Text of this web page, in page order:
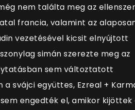
nem találta meg az
francia, valamint az
vezetésével kicsit elnyújtott
simán szerezte meg az
sem változtatott
a svájci együttes, Ezreal +
engedték el, amikor kijöttek